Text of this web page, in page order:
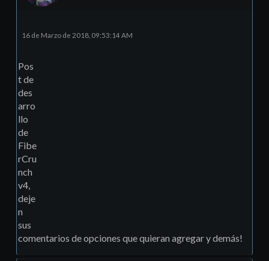
16 de Marzo de 2018, 09:53:14 AM
Pos
t de
des
arro
llo
de
Fibe
rCru
nch
v4,
deje
n
sus
comentarios de opciones que quieran agregar y demás!